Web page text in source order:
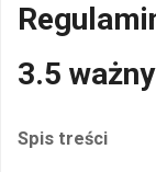
3.5
Spis treści